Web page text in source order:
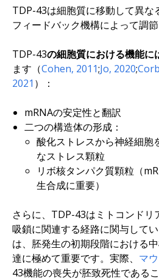
TDP-43は細胞質に移動して異な
フィードバック機構によって調節
TDP-43の細胞質における機能に
ます（Cohen, 2011;Jo, 2020;
2021 ）：
mRNAの安定性と翻訳
二つの構造体の形成：
酸化ストレスから神経細胞
なストレス顆粒
リボ核タンパク質顆粒（
生合成に重要）
さらに、TDP-43はミトコンドリ
吸鎖に関連する経路に関与して
は、胚発生の初期段階における
達に極めて重要です。実際、 マ
43機能の喪失が胚致死性である